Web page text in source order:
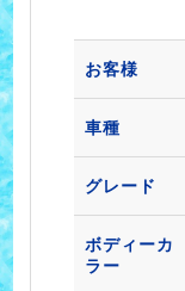
お客様
車種
グレード
ボディーカ
ラー